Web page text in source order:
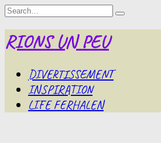
Skip
to
content
Search
for:
RIONS UN PEU
DIVERTISSEMENT
INSPIRATION
LIFE FERHALEN